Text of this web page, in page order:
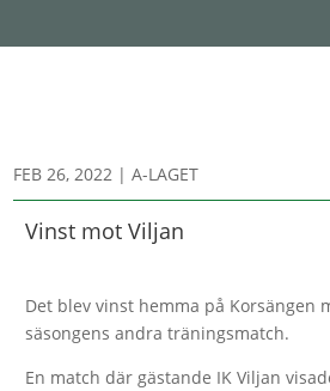
FEB 26, 2022 |A-LAGET
Vinst mot Viljan
Det blev vinst hemma på Korsängen
säsongens andra träningsmatch.
En match där gästande IK Viljan